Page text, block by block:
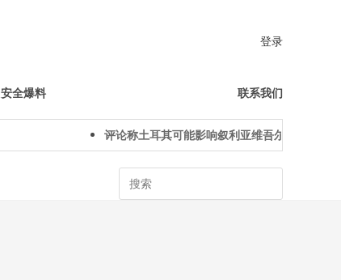
登录
安全爆料 联系我们
评论称土耳其可能影响叙利亚维吾尔人下一代身
Search